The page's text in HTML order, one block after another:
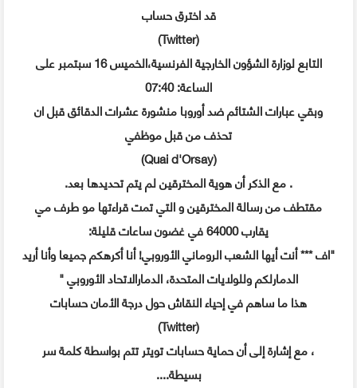
قد اخترق حساب
(Twitter)
التابع لوزارة الشؤون الخارجية الفرنسية،الخميس 16 سبتمبر على
الساعة: 07:40
وبقي عبارات الشتائم ضد أوروبا منشورة عشرات الدقائق قبل ان
تحذف من قبل موظفي
(Quai d'Orsay)
. مع الذكر أن هوية المخترقين لم يتم تحديدها بعد.
مقتطف من رسالة المخترقين و التي تمت قراءتها مو طرف مي
يقارب 64000 في غضون ساعات قليلة:
"اف *** أنت أيها الشعب الروماني الأوروبي! أنا أكرهكم جميعا وأنا أريد
الدمارلكم وللولايات المتحدة، الدمارالاتحاد الأوروبي "
هذا ما ساهم في إحياء النقاش حول درجة الأمان حسابات
(Twitter)
، مع إشارة إلى أن حماية حسابات تويتر تتم بواسطة كلمة سر
بسيطة....